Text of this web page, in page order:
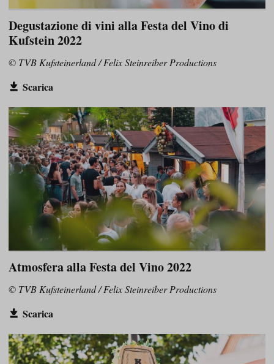
Degustazione di vini alla Festa del Vino di
Kufstein 2022
© TVB Kufsteinerland / Felix Steinreiber Productions
Scarica
Atmosfera alla Festa del Vino 2022
© TVB Kufsteinerland / Felix Steinreiber Productions
Scarica